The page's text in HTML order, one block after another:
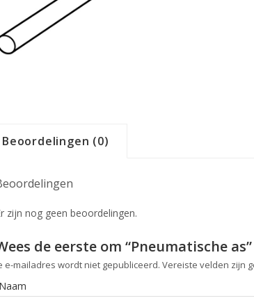
Beoordelingen (0)
zijn nog geen beoordelingen.
de eerste om “Pneumatische
e-mailadres wordt niet gepubliceerd. Vereiste velden zijn
Naam